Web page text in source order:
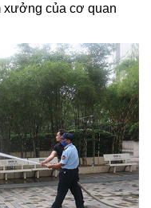
xưởng của cơ quan